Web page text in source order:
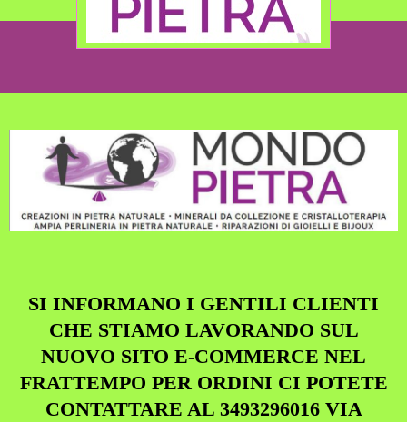
SI INFORMANO I GENTILI CLIENTI
CHE STIAMO LAVORANDO SUL
NUOVO SITO E-COMMERCE NEL
FRATTEMPO PER ORDINI CI POTETE
CONTATTARE AL 3493296016 VIA